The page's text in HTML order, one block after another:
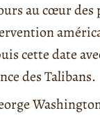
au cœur
cette date
des Talibans.